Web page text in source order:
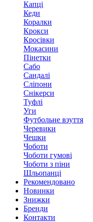
Капці
Кеди
Коралки
Крокси
Кросівки
Мокасини
Пінетки
Сабо
Сандалі
Сліпони
Снікерси
Туфлі
Уги
Футбольне взуття
Черевики
Чешки
Чоботи
Чоботи гумові
Чоботи з піни
Шльопанці
Рекомендовано
Новинки
Знижки
Бренди
Контакти